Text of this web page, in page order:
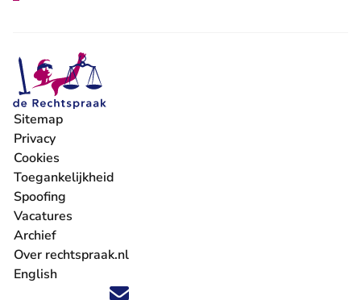
Volg ons op X (Twitter) - U verlaat Rechtspraak.nl
Volg ons op Facebook - U verlaat Rechtspraak.nl
Volg ons op Instagram - U verlaat Rechtspraak.nl
Volg ons op Youtube - U verlaat Rechtspraak.nl
Volg ons op LinkedIn - U verlaat
'Blijf op de hoogte' nieuwsbrief - U verlaat
Sitemap
Privacy
Cookies
Toegankelijkheid
Spoofing
Vacatures
- U verlaat Rechtspraak.nl
Archief
Over rechtspraak.nl
English